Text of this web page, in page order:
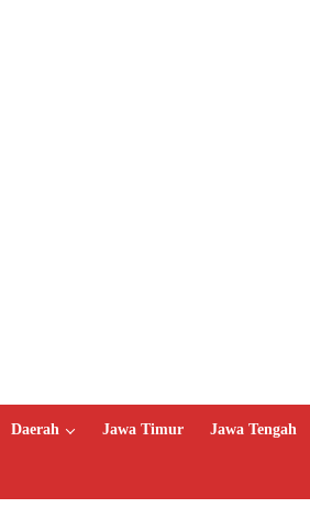
Daerah Jawa Timur Jawa Tengah